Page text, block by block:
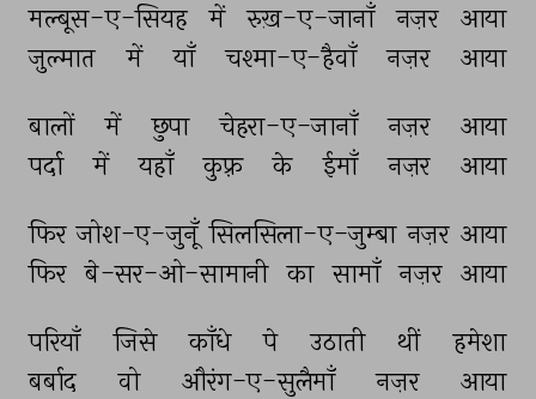
मल्बूस-ए-सियह में रुख़-ए-जानाँ नज़र
आया
ज़ुल्मात
में याँ चश्मा-ए-हैवाँ नज़र आया
बालों में छुपा चेहरा-ए-जानाँ नज़र
आया
पर्दा
में यहाँ कुफ़्र के ईमाँ नज़र आया
फिर जोश-ए-जुनूँ सिलसिला-ए-जुम्बा नज़र आया
फिर बे-सर-ओ-सामानी का सामाँ नज़र आया
परियाँ जिसे काँधे पे उठाती थीं
हमेशा
बर्बाद
वो औरंग-ए-सुलैमाँ नज़र आया